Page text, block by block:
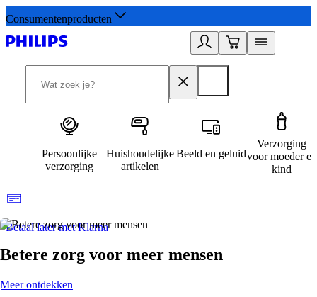
Consumentenproducten
Persoonlijke
verzorging
Huishoudelijke
artikelen
Beeld en geluid
Verzorging
voor moeder en
kind
Betaal later met Klarna
Betere zorg voor meer mensen
Meer ontdekken